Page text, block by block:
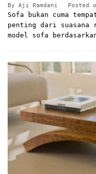
By Aji Ramdani Posted
Sofa bukan cuma
penting dari suasana
model sofa